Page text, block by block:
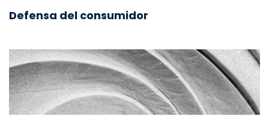
Defensa del consumidor